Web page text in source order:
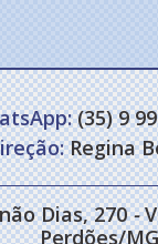
(35) 9
Regina
Dias, 270-
Perdões/MG